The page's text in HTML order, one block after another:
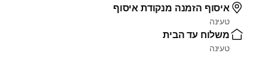
איסוף הזמנה מנקודת איסוף
טעינה
משלוח עד הבית
טעינה